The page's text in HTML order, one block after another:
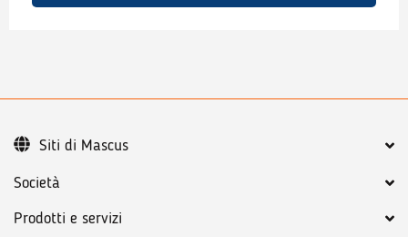
Società
Prodotti e servizi
Siti di Mascus